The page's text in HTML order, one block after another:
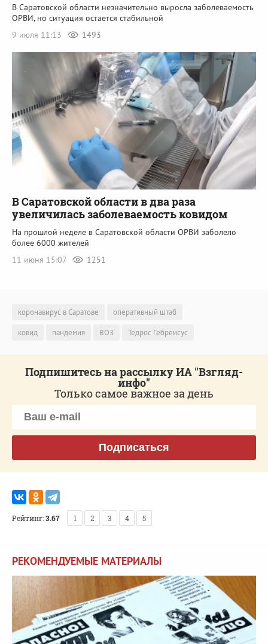
В Саратовской области незначительно выросла заболеваемость
ОРВИ, но ситуация остается стабильной
9 июля 11:13
1493
В Саратовской области в два раза
увеличилась заболеваемость ковидом
На прошлой неделе в Саратовской области ОРВИ заболело
более 6000 жителей
11 июня 15:07
1251
коронавирус в Саратове
оперативный штаб
ковид
пандемия ВОЗ Тедрос Гебреисус
Подпишитесь на рассылку ИА "Взгляд-
инфо"
Только самое важное за день
Подписаться
Рейтинг:3.67 1 2 3 4 5
РЕКОМЕНДУЕМЫЕ МАТЕРИАЛЫ